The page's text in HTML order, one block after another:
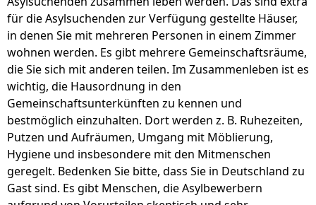
für die Asylsuchenden zur Verfügung gestellte Häuser,
in denen Sie mit mehreren Personen in einem Zimmer
wohnen werden. Es gibt mehrere Gemeinschaftsräume,
die Sie sich mit anderen teilen. Im Zusammenleben ist es
wichtig, die Hausordnung in den
Gemeinschaftsunterkünften zu kennen und
bestmöglich einzuhalten. Dort werden z. B. Ruhezeiten,
Putzen und Aufräumen, Umgang mit Möblierung,
Hygiene und insbesondere mit den Mitmenschen
geregelt. Bedenken Sie bitte, dass Sie in Deutschland zu
Gast sind. Es gibt Menschen, die Asylbewerbern